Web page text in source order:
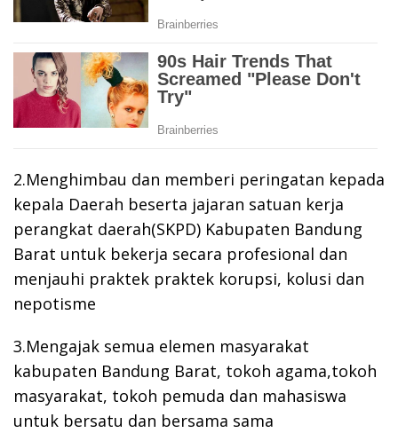
2.Menghimbau dan memberi peringatan kepada
kepala Daerah beserta jajaran satuan kerja
perangkat daerah(SKPD) Kabupaten Bandung
Barat untuk bekerja secara profesional dan
menjauhi praktek praktek korupsi, kolusi dan
nepotisme
3.Mengajak semua elemen masyarakat
kabupaten Bandung Barat, tokoh agama,tokoh
masyarakat, tokoh pemuda dan mahasiswa
untuk bersatu dan bersama sama